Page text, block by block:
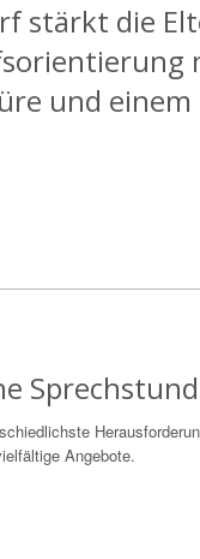
stärkt die
und
Angebote.